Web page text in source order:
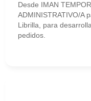
Desde IMAN
ADMINISTRATIVO/A
Librilla, para
pedidos.